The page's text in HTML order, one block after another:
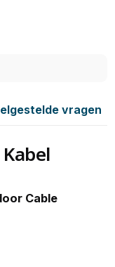
vragen
Cable